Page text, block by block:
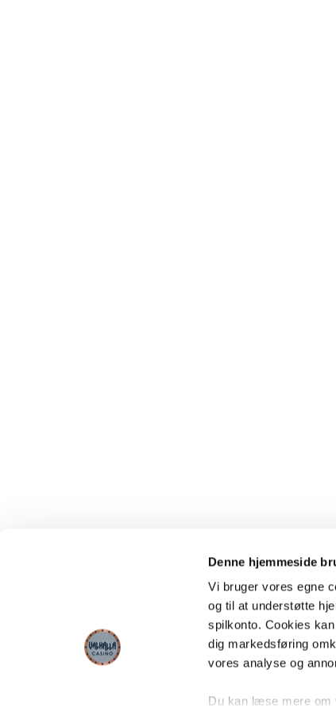
Denne hjemmeside
Vi bruger vores egne
og til at understøtte
spilkonto. Cookies
dig markedsføring
vores analyse og
Du kan læse mere om